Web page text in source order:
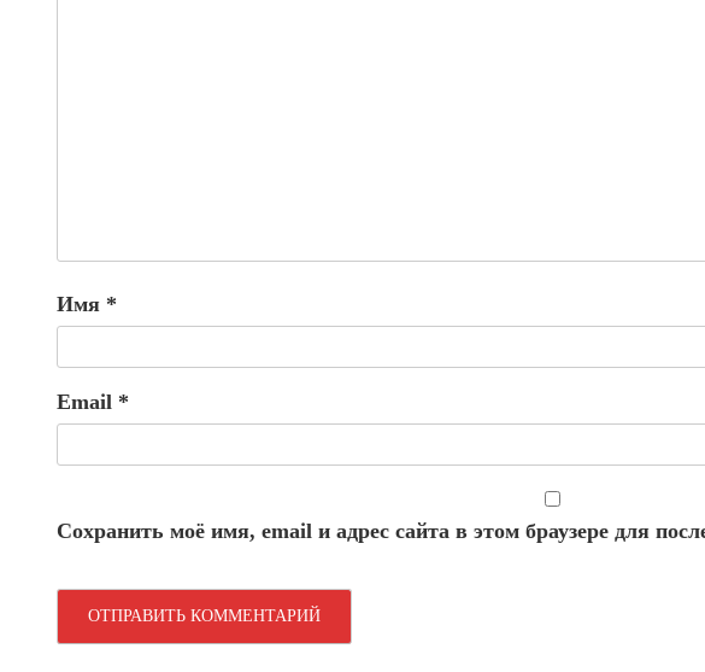
Имя *
Email *
Сохранить моё имя, email и адрес сайта в этом браузере для